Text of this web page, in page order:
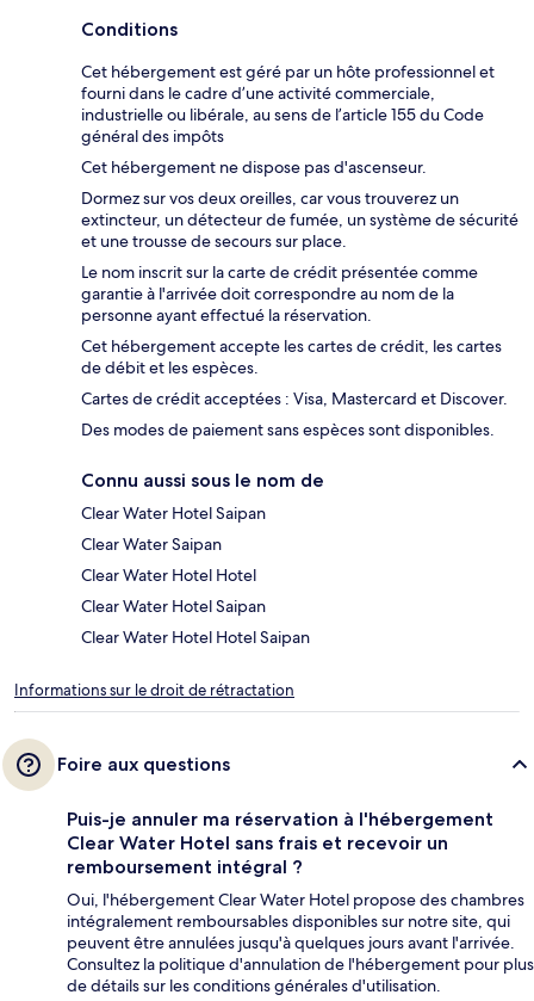
Conditions
Cet hébergement est géré par un hôte professionnel et
fourni dans le cadre d’une activité commerciale,
industrielle ou libérale, au sens de l’article 155 du Code
général des impôts
Cet hébergement ne dispose pas d'ascenseur.
Dormez sur vos deux oreilles, car vous trouverez un
extincteur, un détecteur de fumée, un système de sécurité
et une trousse de secours sur place.
Le nom inscrit sur la carte de crédit présentée comme
garantie à l'arrivée doit correspondre au nom de la
personne ayant effectué la réservation.
Cet hébergement accepte les cartes de crédit, les cartes
de débit et les espèces.
Cartes de crédit acceptées : Visa, Mastercard et Discover.
Des modes de paiement sans espèces sont disponibles.
Connu aussi sous le nom de
Clear Water Hotel Saipan
Clear Water Saipan
Clear Water Hotel Hotel
Clear Water Hotel Saipan
Clear Water Hotel Hotel Saipan
Informations sur le droit de rétractation
Foire aux questions
Puis-je annuler ma réservation à l'hébergement
Clear Water Hotel sans frais et recevoir un
remboursement intégral ?
Oui, l'hébergement Clear Water Hotel propose des chambres
intégralement remboursables disponibles sur notre site, qui
peuvent être annulées jusqu'à quelques jours avant l'arrivée.
Consultez la politique d'annulation de l'hébergement pour plus
de détails sur les conditions générales d'utilisation.